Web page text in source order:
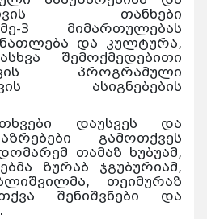
თანხები
3 მიმართულებას
და კულტურა,
შემოქმედებითი
პროგრამული
ასიგნებების
დაუსვეს და
გამოთქვეს
თამაზ ხუბუამ,
ზურაბ ჯგუბურიამ,
თეიმურაზ
შენიშვნები და